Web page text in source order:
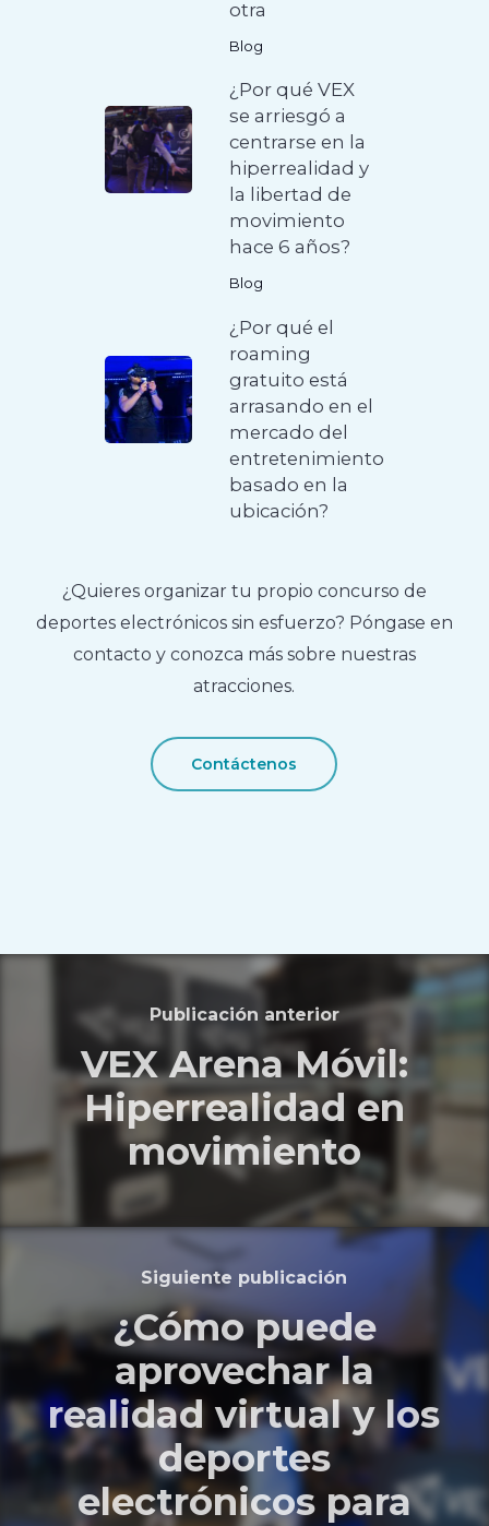
otra
Blog
¿Por qué VEX
se arriesgó a
centrarse en la
hiperrealidad y
la libertad de
movimiento
hace 6 años?
Blog
¿Por qué el
roaming
gratuito está
arrasando en el
mercado del
entretenimiento
basado en la
ubicación?
¿Quieres organizar tu propio concurso de
deportes electrónicos sin esfuerzo? Póngase en
contacto y conozca más sobre nuestras
atracciones.
Contáctenos
Publicación anterior
VEX Arena Móvil:
Hiperrealidad en
movimiento
Siguiente publicación
¿Cómo puede
aprovechar la
realidad virtual y los
deportes
electrónicos para